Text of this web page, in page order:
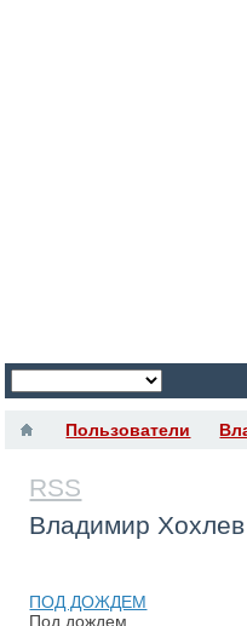
Пользователи
RSS
Владимир Хохлев
ПОД ДОЖДЕМ
Под дождем